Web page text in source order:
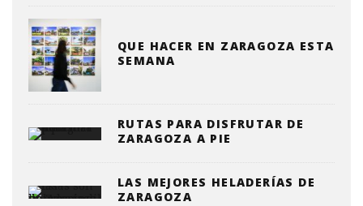
QUE HACER EN ZARAGOZA ESTA
SEMANA
RUTAS PARA DISFRUTAR DE
ZARAGOZA A PIE
LAS MEJORES HELADERÍAS DE
ZARAGOZA